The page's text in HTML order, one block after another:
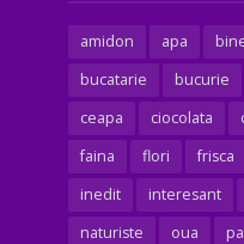
amidon apa
bucatarie
bucurie
ceapa
ciocolata
faina
flori frisca
inedit
interesant
naturiste
oua